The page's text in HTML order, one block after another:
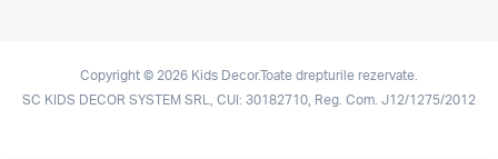
Copyright © 2026 Kids Decor.Toate drepturile rezervate.
SC KIDS DECOR SYSTEM SRL, CUI: 30182710, Reg. Com. J12/1275/2012